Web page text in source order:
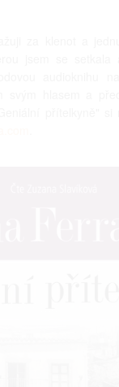
za klenot a
jsem se setkala
audioknihu
svým hlasem a
přítelkyně" si